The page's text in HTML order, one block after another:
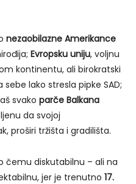
nezaobilazne Amerikance
Evropsku uniju, voljnu
kontinentu, ali birokratski
lako stresla pipke SAD;
svako parče Balkana
da svojoj
proširi tržišta i gradilišta.
čemu diskutabilnu – ali na
jer je trenutno 17.